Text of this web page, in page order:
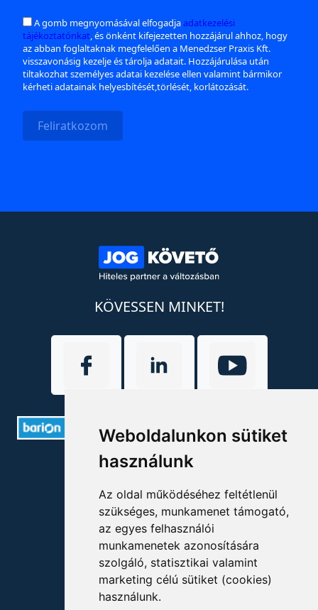
Weboldalunkon sütiket
használunk
Az oldal működéséhez feltétlenül
szükséges, munkamenet támogató,
az egyes felhasználói
munkamenetek azonosítására
szolgáló, statisztikai valamint
marketing célú sütiket (cookies)
használunk.
A gomb megnyomásával elfogadjaadatkezelési
tájékoztatónkat, és önként kifejezetten hozzájárul ahhoz, hogy
az abban foglaltaknak megfelelően a Menedzser Praxis Kft.
visszavonásig kezelje és tárolja adatait. Hozzájárulása után
tiltakozhat személyes adatai kezelése ellen valamint bármikor
kérheti adatainak helyesbítését,törlését, korlátozását.
Feliratkozom
KÖVESSEN MINKET!
ELÉRHETŐSÉGEK
+36 1 880 7600
info@mprx.hu